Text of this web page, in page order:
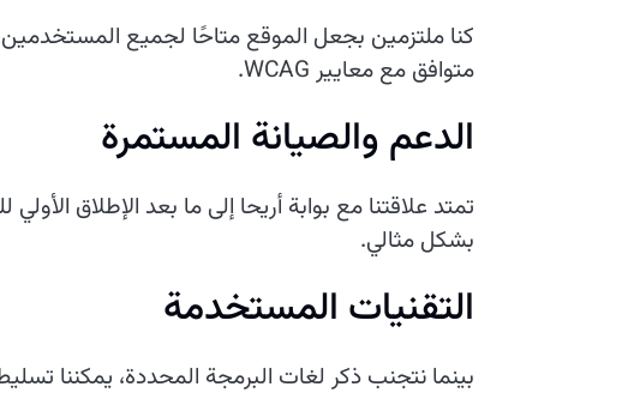
كنا ملتزمين بجعل الموقع متاحًا لجميع
متوافق مع معايير WCAG.
الدعم والصيانة المستمرة
تمتد علاقتنا مع بوابة أريحا إلى ما بعد الإطلاق
بشكل مثالي.
التقنيات المستخدمة
بينما نتجنب ذكر لغات البرمجة المحددة، يمكننا